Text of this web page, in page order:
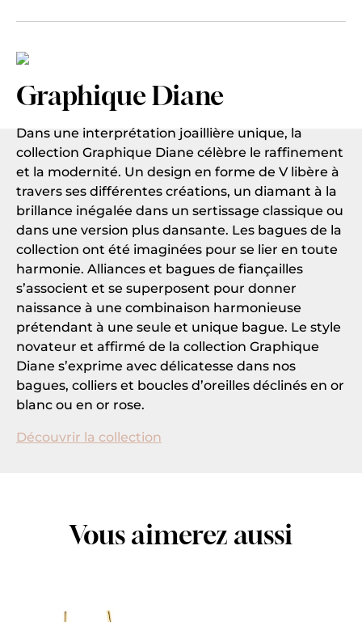
Graphique Diane
Dans une interprétation joaillière unique, la
collection Graphique Diane célèbre le raffinement
et la modernité. Un design en forme de V libère à
travers ses différentes créations, un diamant à la
brillance inégalée dans un sertissage classique ou
dans une version plus dansante. Les bagues de la
collection ont été imaginées pour se lier en toute
harmonie. Alliances et bagues de fiançailles
s’associent et se superposent pour donner
naissance à une combinaison harmonieuse
prétendant à une seule et unique bague. Le style
novateur et affirmé de la collection Graphique
Diane s’exprime avec délicatesse dans nos
bagues, colliers et boucles d’oreilles déclinés en or
blanc ou en or rose.
Découvrir la collection
Vous aimerez aussi